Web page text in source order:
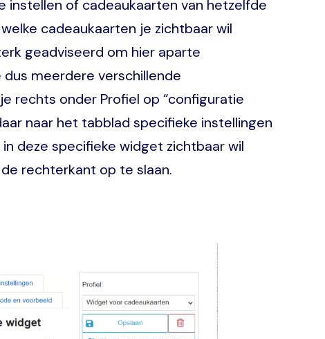
instellen of cadeaukaarten van hetzelfde
cadeaukaarten je zichtbaar wil
geadviseerd om hier aparte
meerdere verschillende
rechts onder Profiel op “configuratie
naar het tabblad specifieke instellingen
deze specifieke widget zichtbaar wil
rechterkant op te slaan.